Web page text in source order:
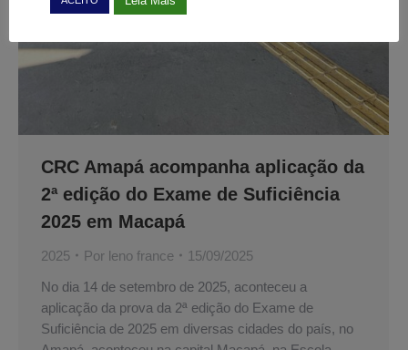
CRC Amapá acompanha aplicação da
2ª edição do Exame de Suficiência
2025 em Macapá
2025 Por leno france
15/09/2025
No dia 14 de setembro de 2025, aconteceu a
aplicação da prova da 2ª edição do Exame de
Suficiência de 2025 em diversas cidades do país, no